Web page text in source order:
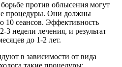
против облысения могут
процедуры. Они должны
10 сеансов. Эффективность
3 недели лечения, и результат
до 1-2 лет.
в зависимости от вида
такие процедуры: